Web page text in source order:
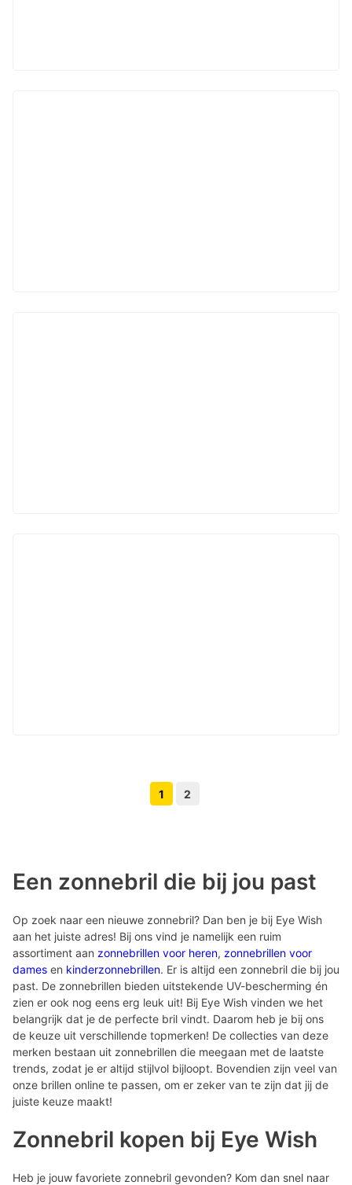
Vorige pagina knop
1 2
Een zonnebril die bij jou past
Op zoek naar een nieuwe zonnebril? Dan ben je bij Eye Wish
aan het juiste adres! Bij ons vind je namelijk een ruim
assortiment aan zonnebrillen voor heren, zonnebrillen voor
dames en kinderzonnebrillen. Er is altijd een zonnebril die bij jou
past. De zonnebrillen bieden uitstekende UV-bescherming én
zien er ook nog eens erg leuk uit! Bij Eye Wish vinden we het
belangrijk dat je de perfecte bril vindt. Daarom heb je bij ons
de keuze uit verschillende topmerken! De collecties van deze
merken bestaan uit zonnebrillen die meegaan met de laatste
trends, zodat je er altijd stijlvol bijloopt. Bovendien zijn veel van
onze brillen online te passen, om er zeker van te zijn dat jij de
juiste keuze maakt!
Zonnebril kopen bij Eye Wish
Heb je jouw favoriete zonnebril gevonden? Kom dan snel naar